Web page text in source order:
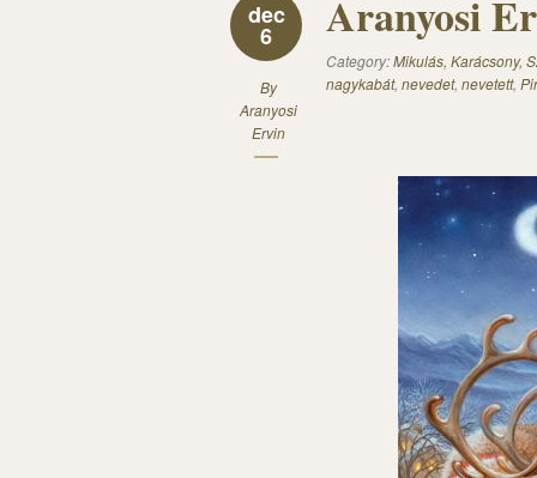
dec
6
By
Aranyosi
Ervin
Aranyosi
Category:Mikulás, Karácsony,
nagykabát, nevedet, nevetett,